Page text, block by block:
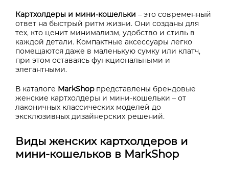
Картхолдеры и мини-кошельки – это современный
ответ на быстрый ритм жизни. Они созданы для
тех, кто ценит минимализм, удобство и стиль в
каждой детали. Компактные аксессуары легко
помещаются даже в маленькую сумку или клатч,
при этом оставаясь функциональными и
элегантными.
В каталоге MarkShopпредставлены брендовые
женские картхолдеры и мини-кошельки – от
лаконичных классических моделей до
эксклюзивных дизайнерских решений.
Виды женских картхолдеров и
мини-кошельков в MarkShop